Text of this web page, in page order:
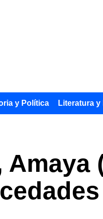
y Política Literatura